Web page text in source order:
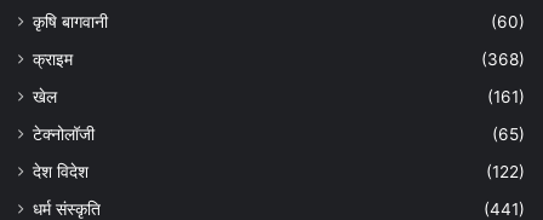
कृषि बागवानी
(60)
क्राइम
(368)
खेल
(161)
टेक्नोलॉजी
(65)
देश विदेश
(122)
धर्म संस्कृति
(441)